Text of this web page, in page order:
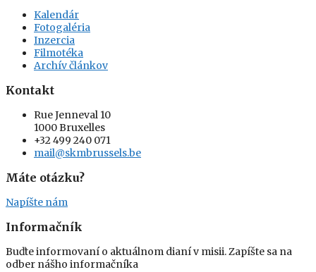
Kalendár
Fotogaléria
Inzercia
Filmotéka
Archív článkov
Kontakt
Rue Jenneval 10
1000 Bruxelles
+32 499 240 071
mail@skmbrussels.be
Máte otázku?
Napíšte nám
Informačník
Buďte informovaní o aktuálnom dianí v misii. Zapíšte sa na
odber nášho informačníka